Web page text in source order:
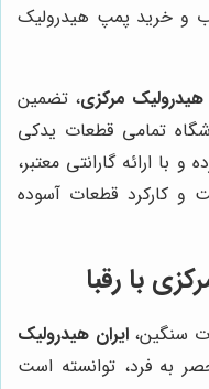
و خرید پمپ هیدرولیک
هیدرولیک مرکزی، تضمین
تمامی قطعات یدکی
با ارائه گارانتی معتبر،
و کارکرد قطعات آسوده
با رقبا
سنگین،ایران هیدرولیک
به فرد، توانسته است